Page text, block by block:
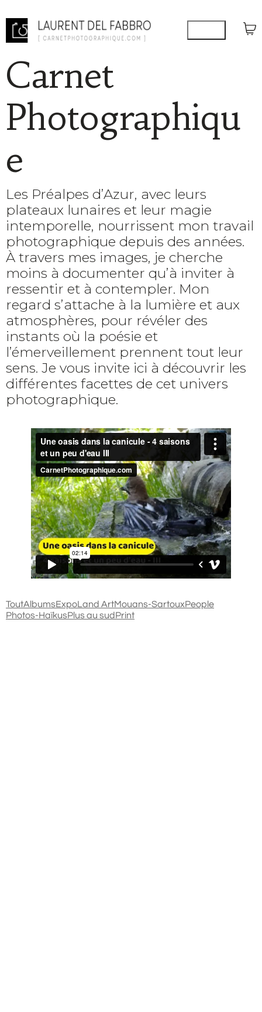
Carnet
Photographiqu
e
Les Préalpes d’Azur, avec leurs
plateaux lunaires et leur magie
intemporelle, nourrissent mon travail
photographique depuis des années.
À travers mes images, je cherche
moins à documenter qu’à inviter à
ressentir et à contempler. Mon
regard s’attache à la lumière et aux
atmosphères, pour révéler des
instants où la poésie et
l’émerveillement prennent tout leur
sens. Je vous invite ici à découvrir les
différentes facettes de cet univers
photographique.
ToutAlbumsExpoLand ArtMouans-SartouxPeople
Photos-HaïkusPlus au sudPrint